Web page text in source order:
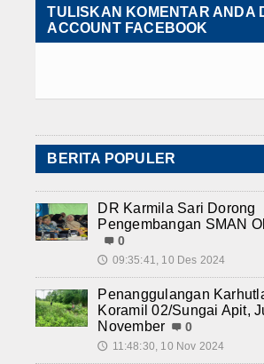
TULISKAN KOMENTAR ANDA
ACCOUNT FACEBOOK
BERITA POPULER
DR Karmila Sari Dorong
Pengembangan SMAN
0
🕔 09:35:41, 10 Des 2024
Penanggulangan
Koramil 02/Sungai Apit,
November
0
🕔 11:48:30, 10 Nov 2024